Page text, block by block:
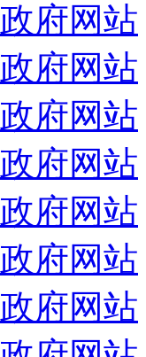
府网站
府网站
府网站
府网站
府网站
府网站
府网站